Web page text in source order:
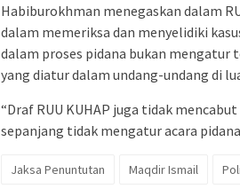
Habiburokhman menegaskan dalam
dalam memeriksa dan menyelidiki
dalam proses pidana bukan
yang diatur dalam undang-undang di
“Draf RUU KUHAP juga tidak
sepanjang tidak mengatur acara
Jaksa Penuntutan Maqdir Ismail